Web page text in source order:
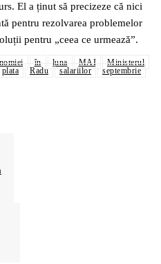
El a ținut să precizeze că nici
pentru rezolvarea problemelor
pentru „ceea ce urmează”.
în luna MAI
Ministerul
plata Radu salariilor
septembrie